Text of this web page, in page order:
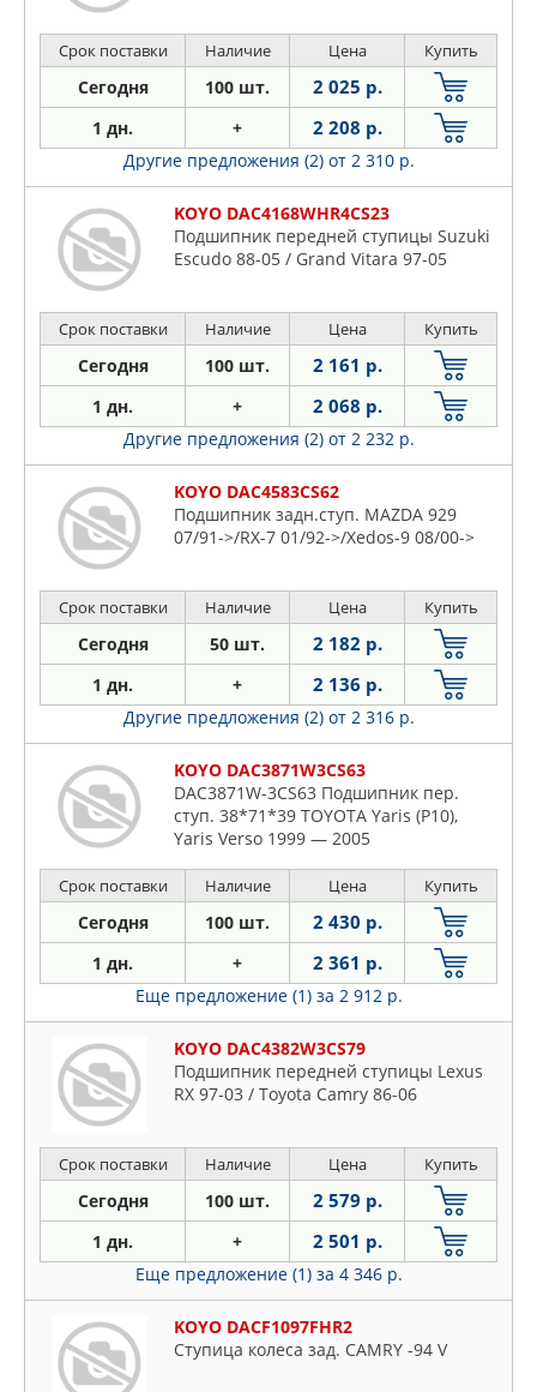
Срок поставки Наличие Цена Купить
Сегодня 100 шт. 2 025 р.
1 дн. + 2 208 р.
Другие предложения (2) от 2 310 р.
KOYO DAC4168WHR4CS23
Подшипник передней ступицы Suzuki
Escudo 88-05 / Grand Vitara 97-05
Срок поставки Наличие Цена Купить
Сегодня 100 шт. 2 161 р.
1 дн. + 2 068 р.
Другие предложения (2) от 2 232 р.
KOYO DAC4583CS62
Подшипник задн.ступ. MAZDA 929
07/91->/RX-7 01/92->/Xedos-9 08/00->
Срок поставки Наличие Цена Купить
Сегодня 50 шт. 2 182 р.
1 дн. + 2 136 р.
Другие предложения (2) от 2 316 р.
KOYO DAC3871W3CS63
DAC3871W-3CS63 Подшипник пер.
ступ. 38*71*39 TOYOTA Yaris (P10),
Yaris Verso 1999 — 2005
Срок поставки Наличие Цена Купить
Сегодня 100 шт. 2 430 р.
1 дн. + 2 361 р.
Еще предложение (1) за 2 912 р.
KOYO DAC4382W3CS79
Подшипник передней ступицы Lexus
RX 97-03 / Toyota Camry 86-06
Срок поставки Наличие Цена Купить
Сегодня 100 шт. 2 579 р.
1 дн. + 2 501 р.
Еще предложение (1) за 4 346 р.
KOYO DACF1097FHR2
Ступица колеса зад. CAMRY -94 V